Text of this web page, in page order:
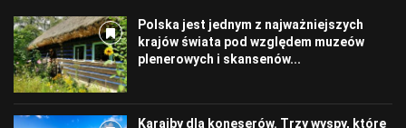
Polska jest jednym z najważniejszych
krajów świata pod względem muzeów
plenerowych i skansenów...
Karaiby dla koneserów. Trzy wyspy, które